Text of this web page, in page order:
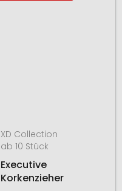
XD Collection
ab 10 Stück
Executive
Korkenzieher